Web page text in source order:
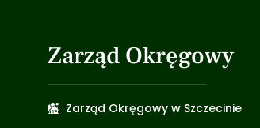
Zarząd Okręgowy
Zarząd Okręgowy w Szczecinie